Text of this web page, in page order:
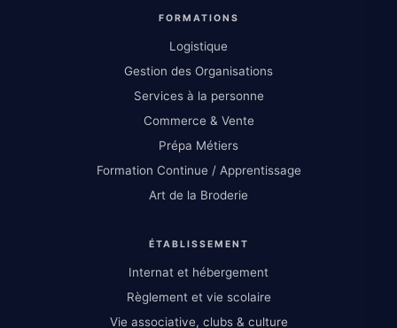
FORMATIONS
Logistique
Gestion des Organisations
Services à la personne
Commerce & Vente
Prépa Métiers
Formation Continue / Apprentissage
Art de la Broderie
ÉTABLISSEMENT
Internat et hébergement
Règlement et vie scolaire
Vie associative, clubs & culture